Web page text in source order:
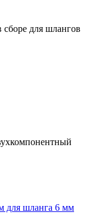
сборе для шлангов